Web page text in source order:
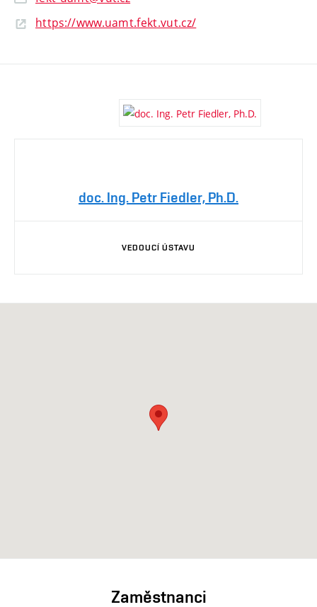
https://www.uamt.fekt.vut.cz/
doc. Ing. Petr Fiedler, Ph.D.
VEDOUCÍ ÚSTAVU
Zaměstnanci